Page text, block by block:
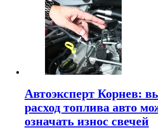
Автоэксперт Корнев:
расход топлива авто
означать износ свечей